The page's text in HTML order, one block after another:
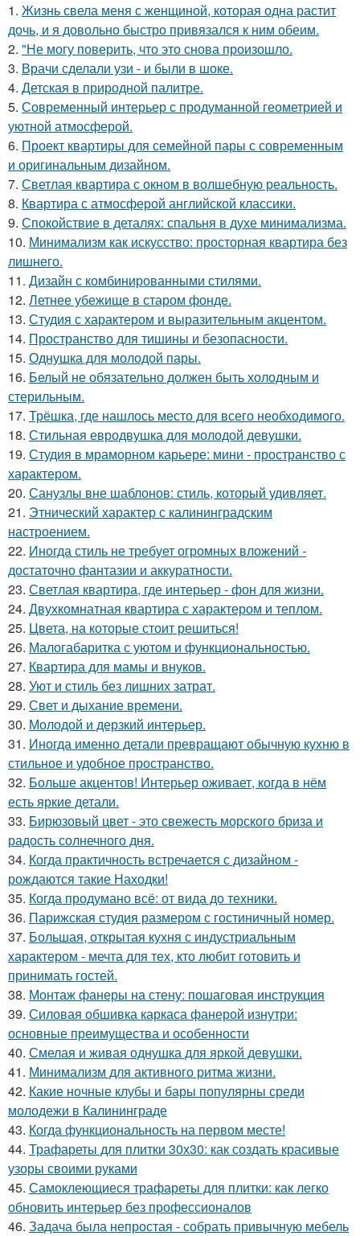
1. Жизнь свела меня с женщиной, которая одна растит
дочь, и я довольно быстро привязался к ним обеим.
2. "Не могу поверить, что это снова произошло.
3. Врачи сделали узи - и были в шоке.
4. Детская в природной палитре.
5. Современный интерьер с продуманной геометрией и
уютной атмосферой.
6. Проект квартиры для семейной пары с современным
и оригинальным дизайном.
7. Светлая квартира с окном в волшебную реальность.
8. Квартира с атмосферой английской классики.
9. Спокойствие в деталях: спальня в духе минимализма.
10. Минимализм как искусство: просторная квартира без
лишнего.
11. Дизайн с комбинированными стилями.
12. Летнее убежище в старом фонде.
13. Студия с характером и выразительным акцентом.
14. Пространство для тишины и безопасности.
15. Однушка для молодой пары.
16. Белый не обязательно должен быть холодным и
стерильным.
17. Трёшка, где нашлось место для всего необходимого.
18. Стильная евродвушка для молодой девушки.
19. Студия в мраморном карьере: мини - пространство с
характером.
20. Санузлы вне шаблонов: стиль, который удивляет.
21. Этнический характер с калининградским
настроением.
22. Иногда стиль не требует огромных вложений -
достаточно фантазии и аккуратности.
23. Светлая квартира, где интерьер - фон для жизни.
24. Двухкомнатная квартира с характером и теплом.
25. Цвета, на которые стоит решиться!
26. Малогабаритка с уютом и функциональностью.
27. Квартира для мамы и внуков.
28. Уют и стиль без лишних затрат.
29. Свет и дыхание времени.
30. Молодой и дерзкий интерьер.
31. Иногда именно детали превращают обычную кухню в
стильное и удобное пространство.
32. Больше акцентов! Интерьер оживает, когда в нём
есть яркие детали.
33. Бирюзовый цвет - это свежесть морского бриза и
радость солнечного дня.
34. Когда практичность встречается с дизайном -
рождаются такие Находки!
35. Когда продумано всё: от вида до техники.
36. Парижская студия размером с гостиничный номер.
37. Большая, открытая кухня с индустриальным
характером - мечта для тех, кто любит готовить и
принимать гостей.
38. Монтаж фанеры на стену: пошаговая инструкция
39. Силовая обшивка каркаса фанерой изнутри:
основные преимущества и особенности
40. Смелая и живая однушка для яркой девушки.
41. Минимализм для активного ритма жизни.
42. Какие ночные клубы и бары популярны среди
молодежи в Калининграде
43. Когда функциональность на первом месте!
44. Трафареты для плитки 30х30: как создать красивые
узоры своими руками
45. Самоклеющиеся трафареты для плитки: как легко
обновить интерьер без профессионалов
46. Задача была непростая - собрать привычную мебель